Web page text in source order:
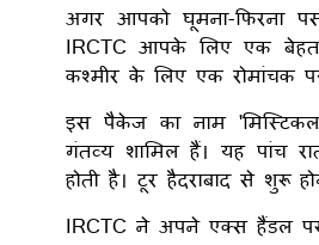
अगर आपको घूमना-फिरना
IRCTC आपके लिए एक
कश्मीर के लिए एक रोमांचक
इस पैकेज का नाम
गंतव्य शामिल हैं। यह पांच
होती है। टूर हैदराबाद से शुरू
IRCTC ने अपने एक्स हैंडल